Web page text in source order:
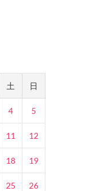
土 日
4 5
11 12
18 19
25 26